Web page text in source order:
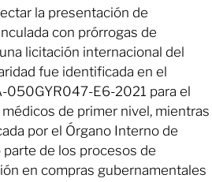
la presentación de
con prórrogas de
licitación internacional del
fue identificada en el
050GYR047-E6-2021 para el
de primer nivel, mientras
por el Órgano Interno de
de los procesos de
en compras gubernamentales